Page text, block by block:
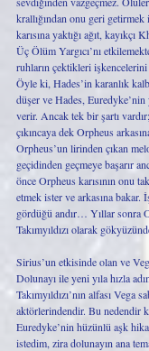
krallığından onu geri
karısına yaktığı ağıt,
Üç Ölüm Yargıcı’nı
ruhların çektikleri
Öyle ki, Hades’in karanlık
düşer ve Hades,
verir. Ancak tek bir şartı
çıkıncaya dek Orpheus
Orpheus’un lirinden çıkan
geçidinden geçmeye başarır
önce Orpheus karısının onu
etmek ister ve arkasına bakar.
gördüğü andır… Yıllar sonra
Takımyıldızı olarak
Sirius’un etkisinde olan ve
Dolunayı ile yeni yıla hızla
Takımyıldızı’nın alfası Vega
aktörlerindendir. Bu nedendir
Euredyke’nin hüzünlü aşk
istedim, zira dolunayın ana